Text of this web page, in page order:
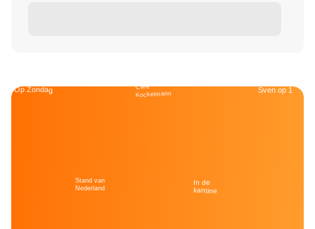
Op Zondag
Stand van
Nederland
Café
Kockelmann
In de
kantine
Sven op 1